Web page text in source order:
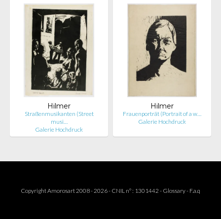
Hilmer
Straßenmusikanten (Street
musi…
Galerie Hochdruck
Hilmer
Frauenporträt (Portrait of a w…
Galerie Hochdruck
Copyright Amorosart 2008 - 2026 - CNIL n° : 1301442 - Glossary- F.a.q